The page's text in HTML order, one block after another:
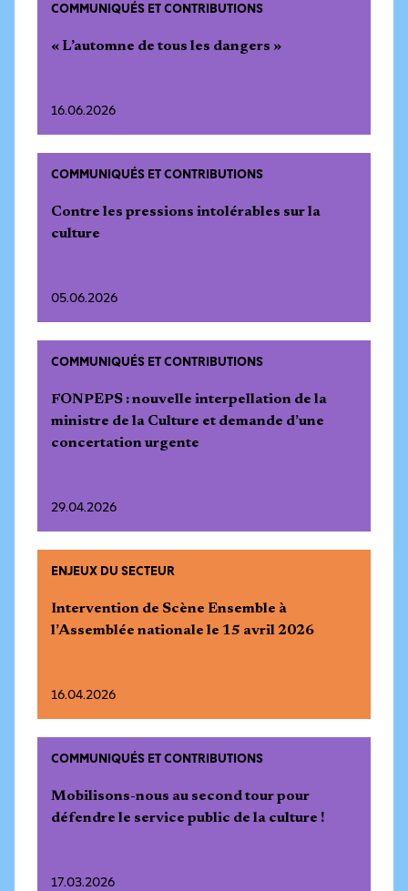
COMMUNIQUÉS ET CONTRIBUTIONS
« L’automne de tous les dangers »
16.06.2026
COMMUNIQUÉS ET CONTRIBUTIONS
Contre les pressions intolérables sur la
culture
05.06.2026
COMMUNIQUÉS ET CONTRIBUTIONS
FONPEPS : nouvelle interpellation de la
ministre de la Culture et demande d’une
concertation urgente
29.04.2026
ENJEUX DU SECTEUR
Intervention de Scène Ensemble à
l’Assemblée nationale le 15 avril 2026
16.04.2026
COMMUNIQUÉS ET CONTRIBUTIONS
Mobilisons-nous au second tour pour
défendre le service public de la culture !
17.03.2026